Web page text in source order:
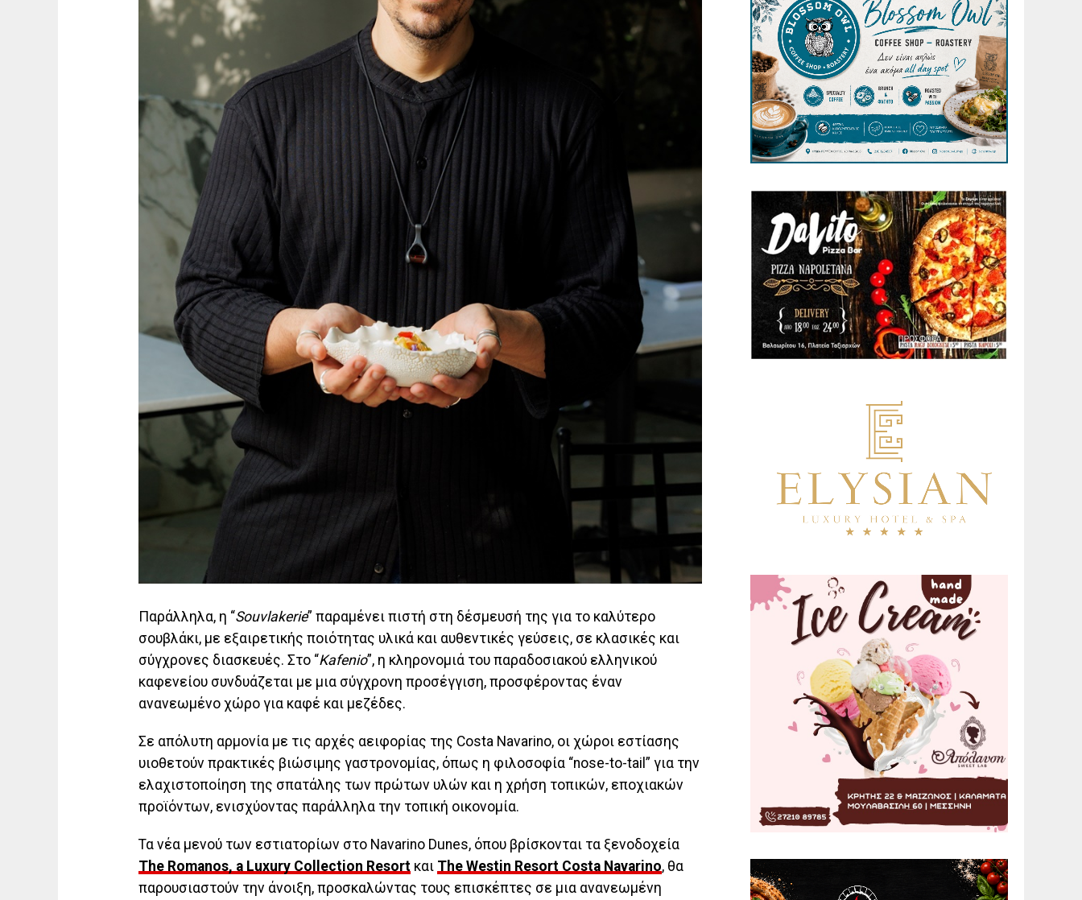
Παράλληλα, η “Souvlakerie” παραμένει πιστή στη δέσμευσή της για το καλύτερο
σουβλάκι, με εξαιρετικής ποιότητας υλικά και αυθεντικές γεύσεις, σε κλασικές και
σύγχρονες διασκευές. Στο “Kafenio”, η κληρονομιά του παραδοσιακού ελληνικού
καφενείου συνδυάζεται με μια σύγχρονη προσέγγιση, προσφέροντας έναν
ανανεωμένο χώρο για καφέ και μεζέδες.
Σε απόλυτη αρμονία με τις αρχές αειφορίας της Costa Navarino, οι χώροι εστίασης
υιοθετούν πρακτικές βιώσιμης γαστρονομίας, όπως η φιλοσοφία “nose-to-tail” για την
ελαχιστοποίηση της σπατάλης των πρώτων υλών και η χρήση τοπικών, εποχιακών
προϊόντων, ενισχύοντας παράλληλα την τοπική οικονομία.
Τα νέα μενού των εστιατορίων στο Navarino Dunes, όπου βρίσκονται τα ξενοδοχεία
The Romanos, a Luxury Collection Resort και The Westin Resort Costa Navarino, θα
παρουσιαστούν την άνοιξη, προσκαλώντας τους επισκέπτες σε μια ανανεωμένη